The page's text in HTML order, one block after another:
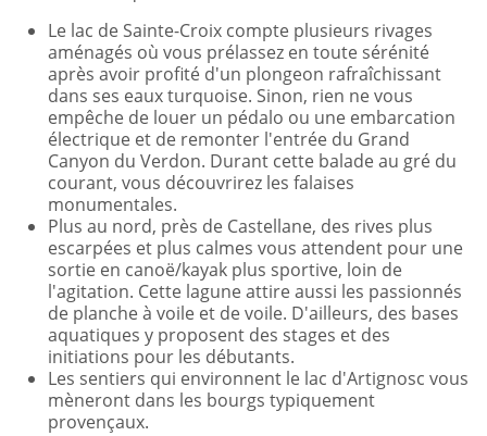
Le lac de Sainte-Croix compte plusieurs rivages
aménagés où vous prélassez en toute sérénité
après avoir profité d'un plongeon rafraîchissant
dans ses eaux turquoise. Sinon, rien ne vous
empêche de louer un pédalo ou une embarcation
électrique et de remonter l'entrée du Grand
Canyon du Verdon. Durant cette balade au gré du
courant, vous découvrirez les falaises
monumentales.
Plus au nord, près de Castellane, des rives plus
escarpées et plus calmes vous attendent pour une
sortie en canoë/kayak plus sportive, loin de
l'agitation. Cette lagune attire aussi les passionnés
de planche à voile et de voile. D'ailleurs, des bases
aquatiques y proposent des stages et des
initiations pour les débutants.
Les sentiers qui environnent le lac d'Artignosc vous
mèneront dans les bourgs typiquement
provençaux.